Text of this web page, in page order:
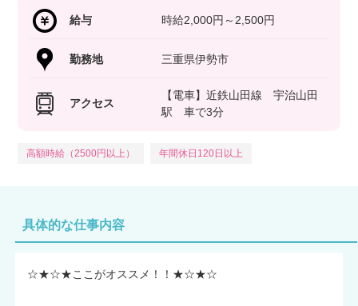
給与 時給2,000円～2,500円
勤務地 三重県伊勢市
アクセス
【電車】近鉄山田線 宇治山田
駅 車で3分
高額時給（2500円以上） 年間休日120日以上
具体的な仕事内容
☆★☆★ここがオススメ！！★☆★☆